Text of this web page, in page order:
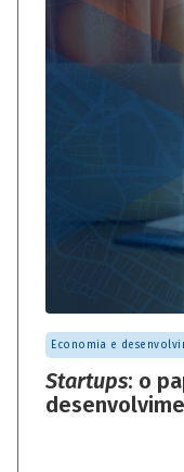
Economia e
Startups: o